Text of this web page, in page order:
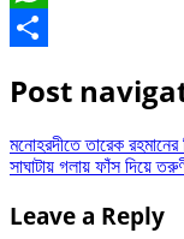
WhatsApp
Post
মনোহরদীতে তারেক
সাঘাটায় গলায় ফাঁস দিয়ে
Leave a Reply